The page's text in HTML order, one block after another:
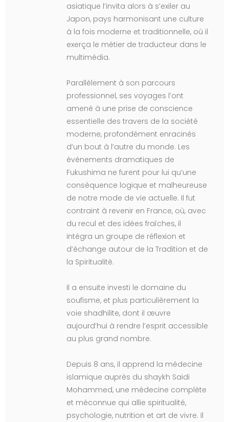
asiatique l’invita alors à s’exiler au
Japon, pays harmonisant une culture
à la fois moderne et traditionnelle, où il
exerça le métier de traducteur dans le
multimédia.
Parallèlement à son parcours
professionnel, ses voyages l’ont
amené à une prise de conscience
essentielle des travers de la société
moderne, profondément enracinés
d’un bout à l’autre du monde. Les
événements dramatiques de
Fukushima ne furent pour lui qu’une
conséquence logique et malheureuse
de notre mode de vie actuelle. Il fut
contraint à revenir en France, où, avec
du recul et des idées fraîches, il
intégra un groupe de réflexion et
d’échange autour de la Tradition et de
la Spiritualité.
Il a ensuite investi le domaine du
soufisme, et plus particulièrement la
voie shadhilite, dont il œuvre
aujourd’hui à rendre l’esprit accessible
au plus grand nombre.
Depuis 8 ans, il apprend la médecine
islamique auprès du shaykh Saidi
Mohammed, une médecine complète
et méconnue qui allie spiritualité,
psychologie, nutrition et art de vivre. Il